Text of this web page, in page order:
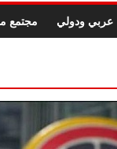
صور .. اعتماد
الوزاري لمدينة
إنشاء المبنى
قرينة البراءة
حق أصيل
عربي ودولي مجتمع